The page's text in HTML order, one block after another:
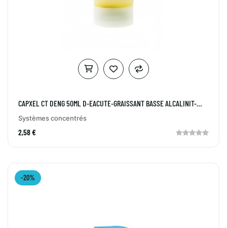
CAPXEL CT DENG 50ML D-EACUTE-GRAISSANT BASSE ALCALINIT-
Systèmes concentrés
2,58 €
-20%